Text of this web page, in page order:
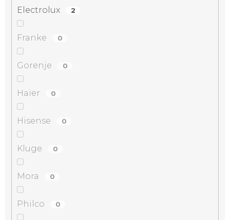
Electrolux 2
Franke 0
Gorenje 0
Haier 0
Hisense 0
Kluge 0
Mora 0
Philco 0